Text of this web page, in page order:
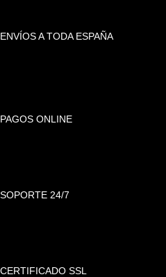
ENVÍOS A TODA ESPAÑA
PAGOS ONLINE
SOPORTE 24/7
CERTIFICADO SSL